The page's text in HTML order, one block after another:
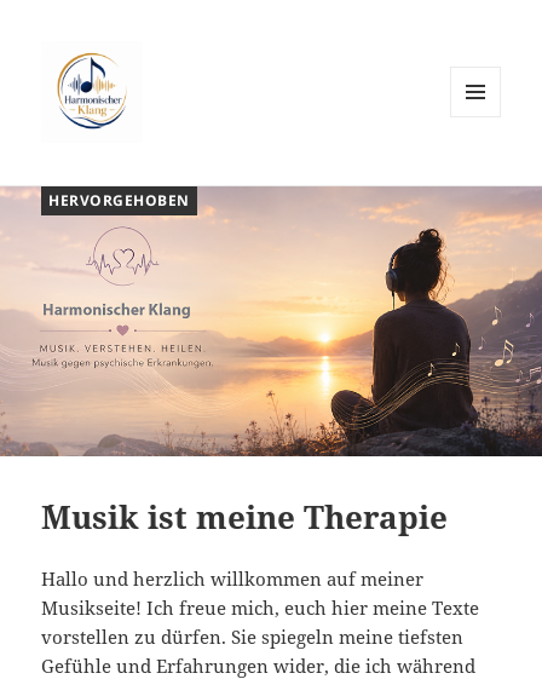
´Musik ist meine Therapie
Hallo und herzlich willkommen auf meiner
Musikseite! Ich freue mich, euch hier meine Texte
vorstellen zu dürfen. Sie spiegeln meine tiefsten
Gefühle und Erfahrungen wider, die ich während
HERVORGEHOBEN